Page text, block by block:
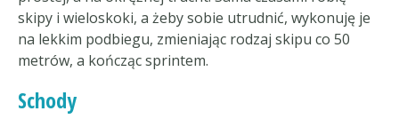
skipy i wieloskoki, a żeby sobie utrudnić, wykonuję je
na lekkim podbiegu, zmieniając rodzaj skipu co 50
metrów, a kończąc sprintem.
Schody